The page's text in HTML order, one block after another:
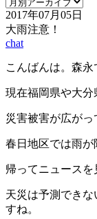
2017年07月05日
大雨注意！
chat
こんばんは。森永
現在福岡県や大分
災害被害が広がっ
春日地区では雨が
帰ってニュースを
天災は予測でき
すね。